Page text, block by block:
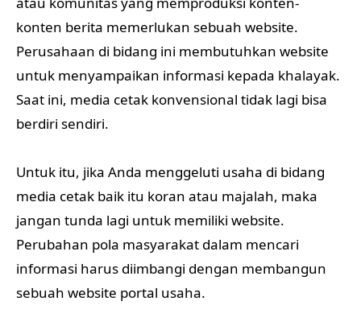
konten berita memerlukan sebuah website.
Perusahaan di bidang ini membutuhkan website
untuk menyampaikan informasi kepada khalayak.
Saat ini, media cetak konvensional tidak lagi bisa
berdiri sendiri.
Untuk itu, jika Anda menggeluti usaha di bidang
media cetak baik itu koran atau majalah, maka
jangan tunda lagi untuk memiliki website.
Perubahan pola masyarakat dalam mencari
informasi harus diimbangi dengan membangun
sebuah website portal usaha.